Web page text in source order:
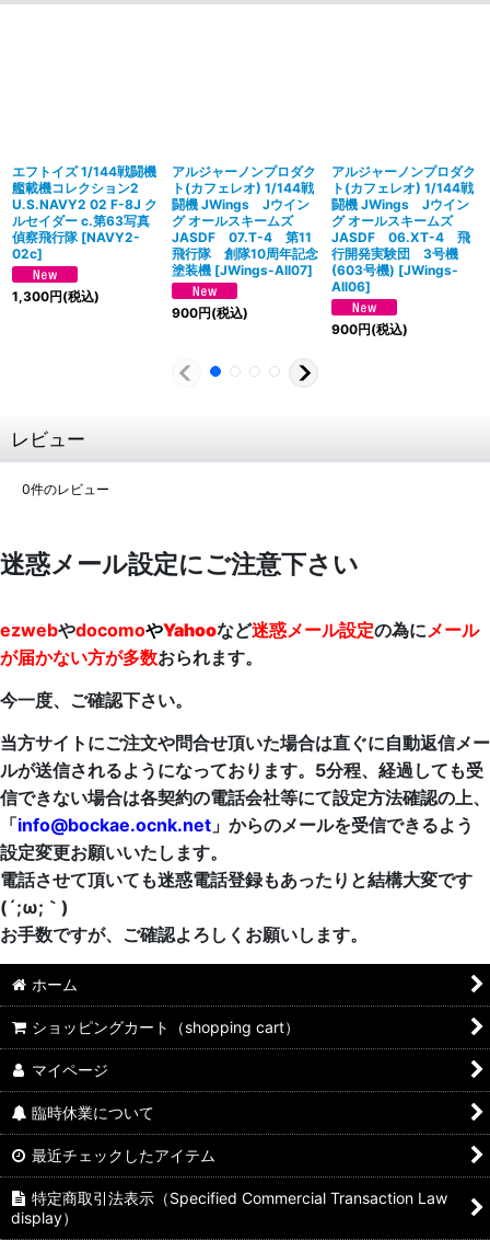
エフトイズ 1/144戦闘機
艦載機コレクション2
U.S.NAVY2 02 F-8J ク
ルセイダー c.第63写真
偵察飛行隊 [NAVY2-
02c]
1,300円(税込)
アルジャーノンプロダク
ト(カフェレオ) 1/144戦
闘機 JWings Jウイン
グ オールスキームズ
JASDF 07.T-4 第11
飛行隊 創隊10周年記念
塗装機 [JWings-All07]
900円(税込)
アルジャーノンプロダク
ト(カフェレオ) 1/144戦
闘機 JWings Jウイン
グ オールスキームズ
JASDF 06.XT-4 飛
行開発実験団 3号機
(603号機) [JWings-
All06]
900円(税込)
レビュー
0件のレビュー
迷惑メール設定にご注意下さい
ezwebやdocomoやYahooなど迷惑メール設定の為に メール
が届かない方が多数おられます。
今一度、ご確認下さい。
当方サイトにご注文や問合せ頂いた場合は直ぐに自動返信メー
ルが送信されるようになっております。5分程、経過しても受
信できない場合は各契約の電話会社等にて設定方法確認の上、
「info@bockae.ocnk.net 」からのメールを受信できるよう
設定変更お願いいたします。
電話させて頂いても迷惑電話登録もあったりと結構大変です
(´;ω;｀)
お手数ですが、ご確認よろしくお願いします。
ホーム
ショッピングカート（shopping cart）
マイページ
臨時休業について
最近チェックしたアイテム
特定商取引法表示（Specified Commercial Transaction Law
display）